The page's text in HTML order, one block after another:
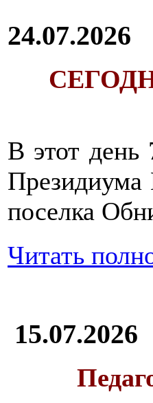
24.07.2026
В этот день
Президиума
поселка
Читать
15.07.2026